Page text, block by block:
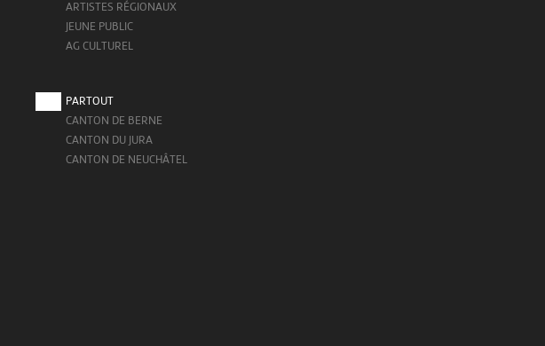
ARTISTES RÉGIONAUX
JEUNE PUBLIC
AG CULTUREL
PARTOUT
CANTON DE BERNE
CANTON DU JURA
CANTON DE NEUCHÂTEL